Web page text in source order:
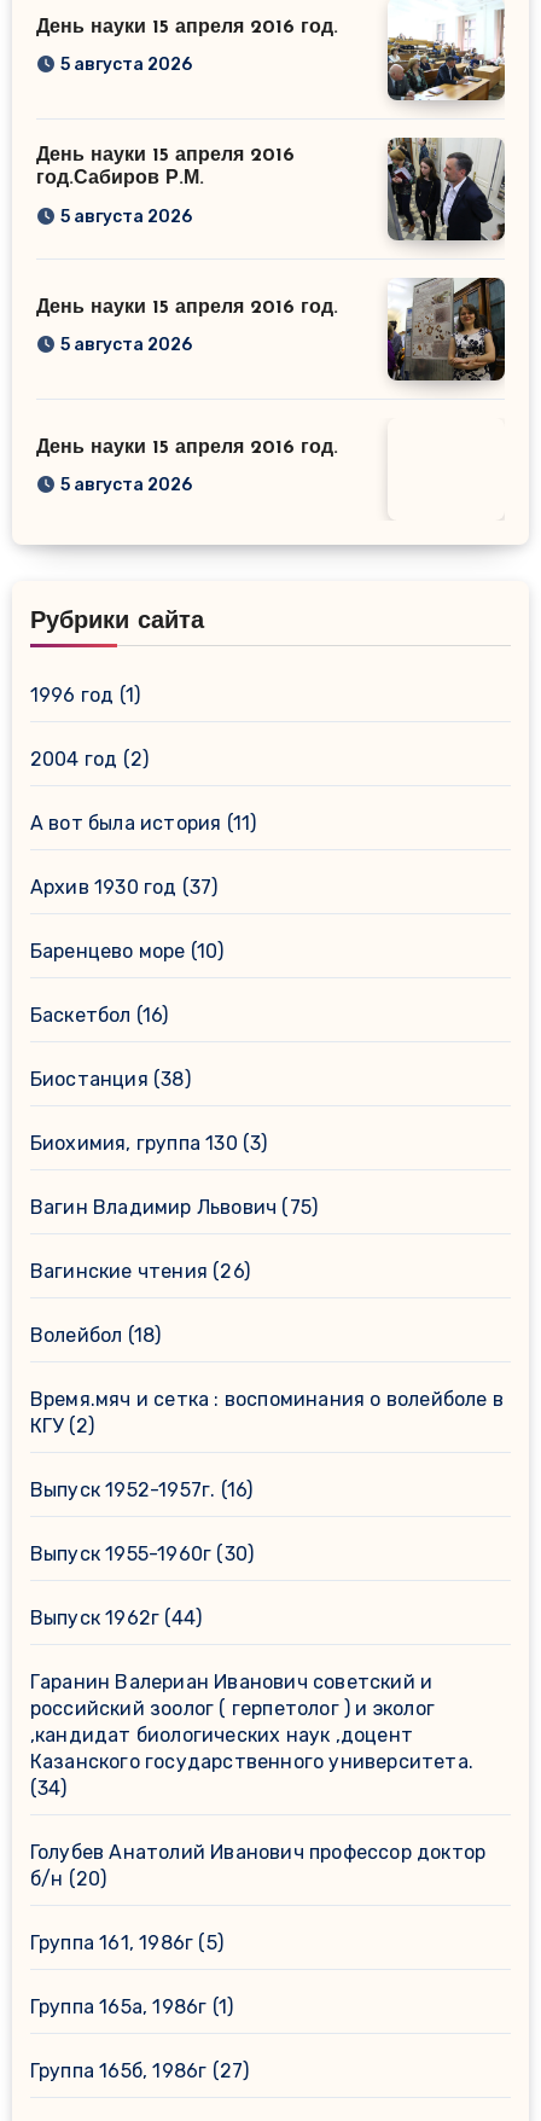
День науки 15 апреля 2016 год.
5 августа 2026
День науки 15 апреля 2016
год.Сабиров Р.М.
5 августа 2026
День науки 15 апреля 2016 год.
5 августа 2026
День науки 15 апреля 2016 год.
5 августа 2026
Рубрики сайта
1996 год (1)
2004 год (2)
А вот была история (11)
Архив 1930 год (37)
Баренцево море (10)
Баскетбол (16)
Биостанция (38)
Биохимия, группа 130 (3)
Вагин Владимир Львович (75)
Вагинские чтения (26)
Волейбол (18)
Время.мяч и сетка : воспоминания о волейболе в
КГУ(2)
Выпуск 1952-1957г. (16)
Выпуск 1955-1960г (30)
Выпуск 1962г (44)
Гаранин Валериан Иванович советский и
российский зоолог ( герпетолог ) и эколог
,кандидат биологических наук ,доцент
Казанского государственного университета.
(34)
Голубев Анатолий Иванович профессор доктор
б/н (20)
Группа 161, 1986г (5)
Группа 165а, 1986г (1)
Группа 165б, 1986г (27)